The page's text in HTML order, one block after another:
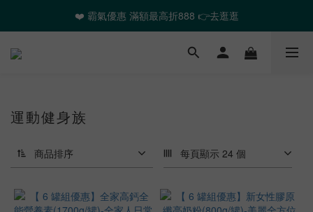
❤️ 霸氣優惠 滿額最高折888 👉去逛逛
❤️ 霸氣優惠 滿額最高折888 👉去逛逛
🎉全館任選2件以上 88折起
運動健身族
商品排序 每頁顯示 24 個